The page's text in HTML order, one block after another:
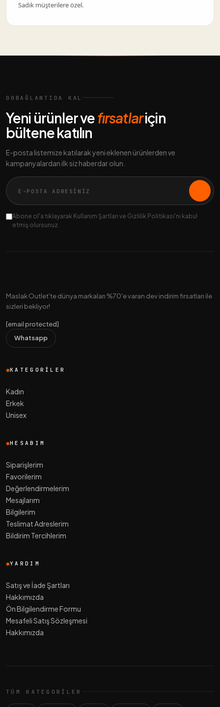
Sadık müşterilere özel.
00 BAĞLANTIDA KAL
Yeni ürünler vefırsatlariçin
bültene katılın
E-posta listemize katılarak yeni eklenen ürünlerden ve
kampanyalardan ilk siz haberdar olun.
Abone ol'a tıklayarak Kullanım Şartları ve Gizlilik Politikası'nı kabul
etmiş olursunuz.
Maslak Outlet'te dünya markaları %70'e varan dev indirim fırsatları ile
sizleri bekliyor!
[email protected]
Whatsapp
KATEGORILER
Kadın
Erkek
Unisex
HESABIM
Siparişlerim
Favorilerim
Değerlendirmelerim
Mesajlarım
Bilgilerim
Teslimat Adreslerim
Bildirim Tercihlerim
YARDIM
Satış ve İade Şartları
Hakkımızda
Ön Bilgilendirme Formu
Mesafeli Satış Sözleşmesi
Hakkımızda
TÜM KATEGORILER